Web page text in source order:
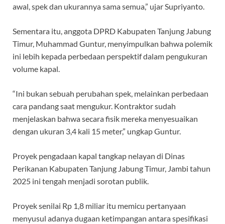
awal, spek dan ukurannya sama semua,” ujar Supriyanto.
Sementara itu, anggota DPRD Kabupaten Tanjung Jabung
Timur, Muhammad Guntur, menyimpulkan bahwa polemik
ini lebih kepada perbedaan perspektif dalam pengukuran
volume kapal.
“Ini bukan sebuah perubahan spek, melainkan perbedaan
cara pandang saat mengukur. Kontraktor sudah
menjelaskan bahwa secara fisik mereka menyesuaikan
dengan ukuran 3,4 kali 15 meter,” ungkap Guntur.
Proyek pengadaan kapal tangkap nelayan di Dinas
Perikanan Kabupaten Tanjung Jabung Timur, Jambi tahun
2025 ini tengah menjadi sorotan publik.
Proyek senilai Rp 1,8 miliar itu memicu pertanyaan
menyusul adanya dugaan ketimpangan antara spesifikasi